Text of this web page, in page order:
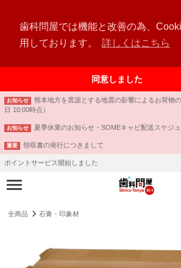
歯科問屋では機能と改善の為、
用しております。
詳しくはこちら
同意しました
お知らせ
熊本地方を震源とする地震の影響によるお荷物
日 10:00時点）
お知らせ 夏季休業のお知らせ・SOMEキャビ配送スケジ
重要 領収書の発行につきまして
ポイントサービス開始しました
全商品 石膏・印象材